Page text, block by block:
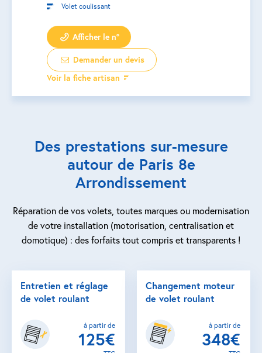
Volet coulissant
Afficher le n°
Demander un devis
Voir la fiche artisan
Des prestations sur-mesure
autour de Paris 8e
Arrondissement
Réparation de vos volets, toutes marques ou modernisation
de votre installation (motorisation, centralisation et
domotique) : des forfaits tout compris et transparents !
Entretien et réglage
de volet roulant
à partir de
125€
Changement moteur
de volet roulant
à partir de
348€